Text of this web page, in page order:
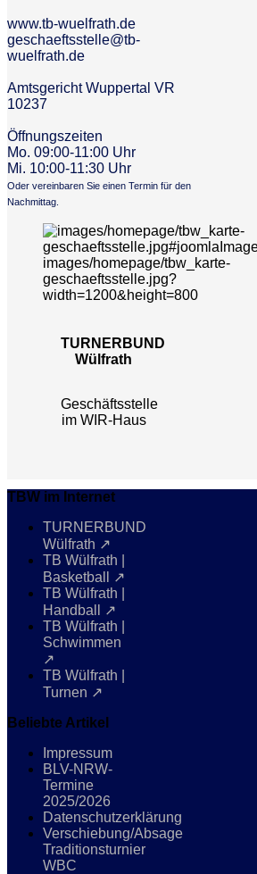
www.tb-wuelfrath.de
geschaeftsstelle@tb-
wuelfrath.de
Amtsgericht Wuppertal VR
10237
Öffnungszeiten
Mo. 09:00-11:00 Uhr
Mi. 10:00-11:30 Uhr
Oder vereinbaren Sie einen Termin für den
Nachmittag.
TURNERBUND
Wülfrath
Geschäftsstelle
im WIR-Haus
TBW im Internet
TURNERBUND
Wülfrath ↗
TB Wülfrath |
Basketball ↗
TB Wülfrath |
Handball ↗
TB Wülfrath |
Schwimmen
↗
TB Wülfrath |
Turnen ↗
Beliebte Artikel
Impressum
BLV-NRW-
Termine
2025/2026
Datenschutzerklärung
Verschiebung/Absage
Traditionsturnier
WBC